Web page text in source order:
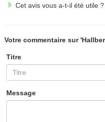
Cet avis vous a-t-il été utile ?
Votre commentaire sur
Titre
Message